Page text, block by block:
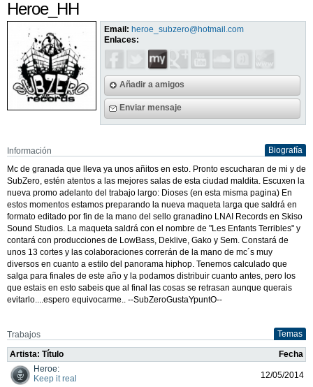
Heroe_HH
Email: heroe_subzero@hotmail.com
Enlaces:
Añadir a amigos
Enviar mensaje
Información
Biografía
Mc de granada que lleva ya unos añitos en esto. Pronto escucharan de mi y de
SubZero, estén atentos a las mejores salas de esta ciudad maldita. Escuxen la
nueva promo adelanto del trabajo largo: Dioses (en esta misma pagina) En
estos momentos estamos preparando la nueva maqueta larga que saldrá en
formato editado por fin de la mano del sello granadino LNAI Records en Skiso
Sound Studios. La maqueta saldrá con el nombre de "Les Enfants Terribles" y
contará con producciones de LowBass, Deklive, Gako y Sem. Constará de
unos 13 cortes y las colaboraciones correrán de la mano de mc´s muy
diversos en cuanto a estilo del panorama hiphop. Tenemos calculado que
salga para finales de este año y la podamos distribuir cuanto antes, pero los
que estais en esto sabeis que al final las cosas se retrasan aunque querais
evitarlo....espero equivocarme.. --SubZeroGustaYpuntO--
Trabajos Temas
Artista: Título
Fecha
Heroe:
Keep it real
12/05/2014